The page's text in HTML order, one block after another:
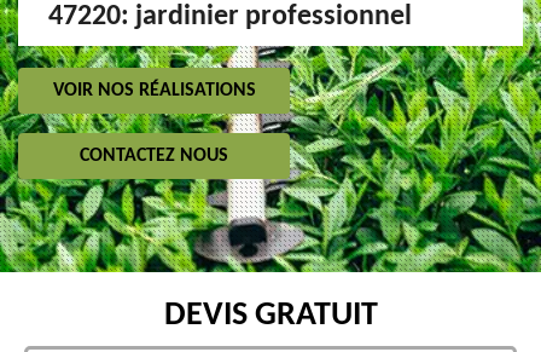
47220: jardinier professionnel
VOIR NOS RÉALISATIONS
CONTACTEZ NOUS
DEVIS GRATUIT